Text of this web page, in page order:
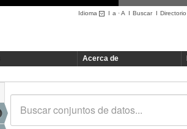
Idioma I a ·A I BuscarI Directorio
Acerca de